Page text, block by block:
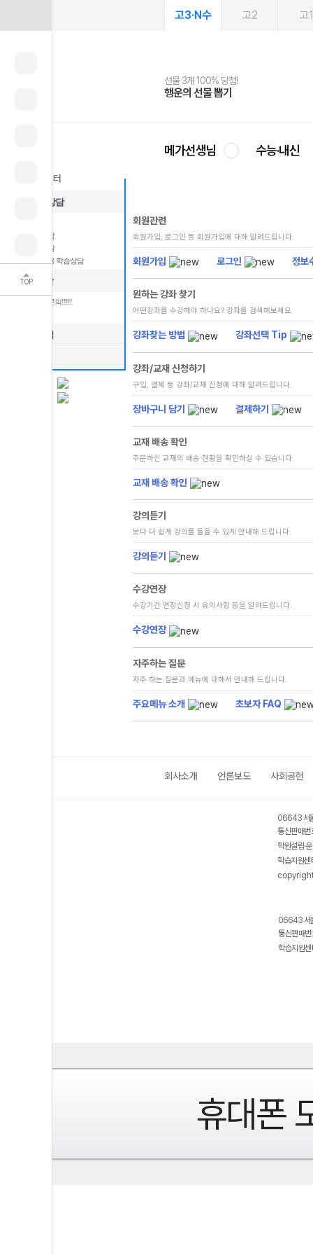
TOP
고3·N수 고2 고1
선물 3개 100% 당첨!
행운의 선물 뽑기
선물 100% 증정!
메가스터디 X 올리브
여름방학 스터디 캐시백
메가런 썸머스쿨
2027 러셀 단과
강사 공개선발
스마트러닝앱
설문 EVENT
메가패스
3일 무료 체험권
메가패스 수강생 무료혜택!
메가클럽 멤버십
사회공헌 캠페인
희망이룸 메가나눔
메가선생님 수능·내신
입시·학습상담
전화 학습상담
입시 심층상담
메가패스 전용 학습상담
서비스상담
서비스 이용문의!!!!!
나의상담내역
회원관련
회원가입, 로그인 등 회원가입에 대해 알려드립니다.
회원가입 로그인 정보
원하는 강좌 찾기
어떤강좌를 수강해야 하나요? 강좌를 검색해보세요.
강좌찾는 방법 강좌선택 Tip
강좌/교재 신청하기
구입, 결제 등 강좌/교재 신청에 대해 알려드립니다.
장바구니 담기 결제하기
교재 배송 확인
주문하신 교재의 배송 현황을 확인하실 수 있습니다.
교재 배송 확인
강의듣기
보다 더 쉽게 강의를 들을 수 있게 안내해 드립니다.
강의듣기
수강연장
수강기간 연장신청 시 유의사항 등을 알려드립니다.
수강연장
자주하는 질문
자주 하는 질문과 메뉴에 대해서 안내해 드립니다.
주요메뉴 소개 초보자 FAQ
회사소개 언론보도 사회공헌
06643 서
통신판매
학원설립·
학습지원
06643 서
통신판매
학습지원
휴대폰